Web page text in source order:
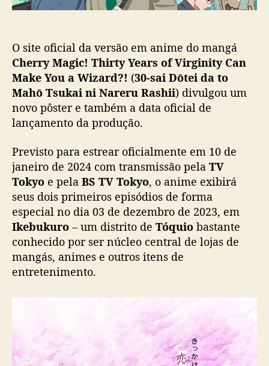
c
A
n
i
m
e
e
r
e
i
a
m
j
a
r
e
2
O site oficial da versão em anime do mangá
Cherry Magic! Thirty Years of Virginity Can
Make You a Wizard?! (30-sai Dōtei da to
Mahō Tsukai ni Nareru Rashii) divulgou um
novo pôster e também a data oficial de
lançamento da produção.
Previsto para estrear oficialmente em 10 de
janeiro de 2024 com transmissão pela TV
Tokyo e pela BS TV Tokyo, o anime exibirá
seus dois primeiros episódios de forma
especial no dia 03 de dezembro de 2023, em
Ikebukuro – um distrito de Tóquio bastante
conhecido por ser núcleo central de lojas de
mangás, animes e outros itens de
entretenimento.